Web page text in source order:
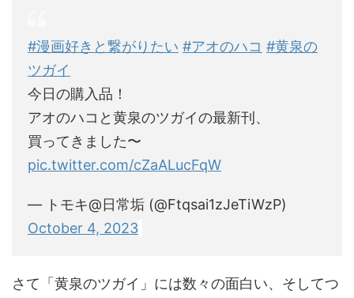
#漫画好きと繋がりたい #アオのハコ #黄泉の
ツガイ
今日の購入品！
アオのハコと黄泉のツガイの最新刊、
買ってきました〜
pic.twitter.com/cZaALucFqW
— トモキ@日常垢 (@Ftqsai1zJeTiWzP)
October 4, 2023
さて「黄泉のツガイ」には数々の面白い、そしてつ